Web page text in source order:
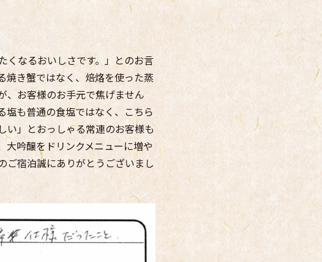
くなるおいしさです。」とのお言
焼き蟹ではなく、焙烙を使った蒸
、お客様のお手元で焦げません
塩も普通の食塩ではなく、こちら
い」とおっしゃる常連のお客様も
大吟醸をドリンクメニューに増や
ご宿泊誠にありがとうございまし